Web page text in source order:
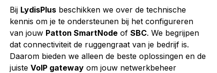
Bij LydisPlus beschikken we over de technische
kennis om je te ondersteunen bij het configureren
van jouw Patton SmartNode of SBC. We begrijpen
dat connectiviteit de ruggengraat van je bedrijf is.
Daarom bieden we alleen de beste oplossingen en de
juiste VoIP gateway om jouw netwerkbeheer